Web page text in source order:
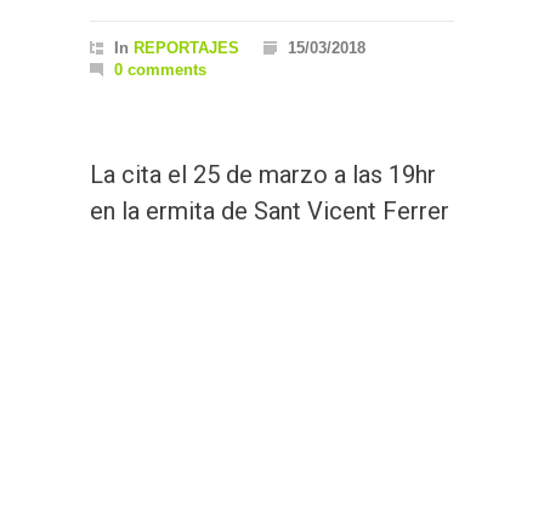
In REPORTAJES
15/03/2018
0 comments
La cita el 25 de marzo a las 19hr
en la ermita de Sant Vicent Ferrer